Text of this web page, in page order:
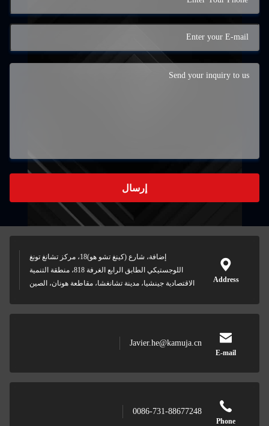
إرسال
Address
إضافة، شارع (كينغ تشو هو)18، مركز تشانغ تونغ
اللوجستيكي الطابق الرابع الغرفة 818، منطقة التنمية
الاقتصادية جينشيا، مدينة تشانغشا، مقاطعة هونان، الصين
E-mail
Javier.he@kamuja.cn
Phone
0086-731-88677248